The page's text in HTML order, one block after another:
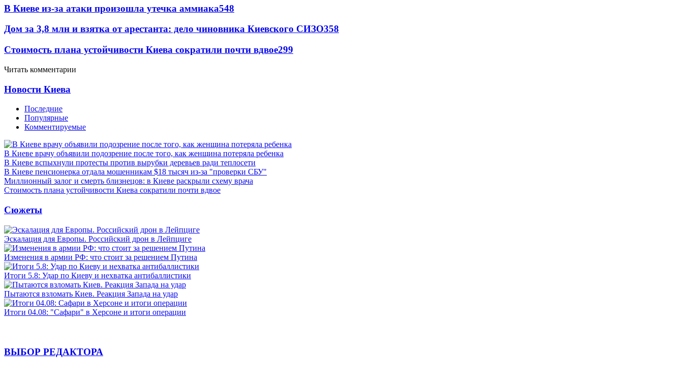
В Киеве из-за атаки произошла утечка аммиака548
Дом за 3,8 млн и взятка от арестанта: дело чиновника Киевского СИЗО358
Стоимость плана устойчивости Киева сократили почти вдвое299
Читать комментарии
Новости Киева
Последние
Популярные
Комментируемые
В Киеве врачу объявили подозрение после того, как женщина потеряла ребенка
В Киеве вспыхнули протесты против вырубки деревьев ради теплосети
В Киеве пенсионерка отдала мошенникам $18 тысяч из-за "проверки СБУ"
Миллионный залог и смерть близнецов: в Киеве раскрыли схему врача
Стоимость плана устойчивости Киева сократили почти вдвое
Сюжеты
Эскалация для Европы. Российский дрон в Лейпциге
Изменения в армии РФ: что стоит за решением Путина
Итоги 5.8: Удар по Киеву и нехватка антибаллистики
Пытаются взломать Киев. Реакция Запада на удар
Итоги 04.08: "Сафари" в Херсоне и итоги операции
ВЫБОР РЕДАКТОРА